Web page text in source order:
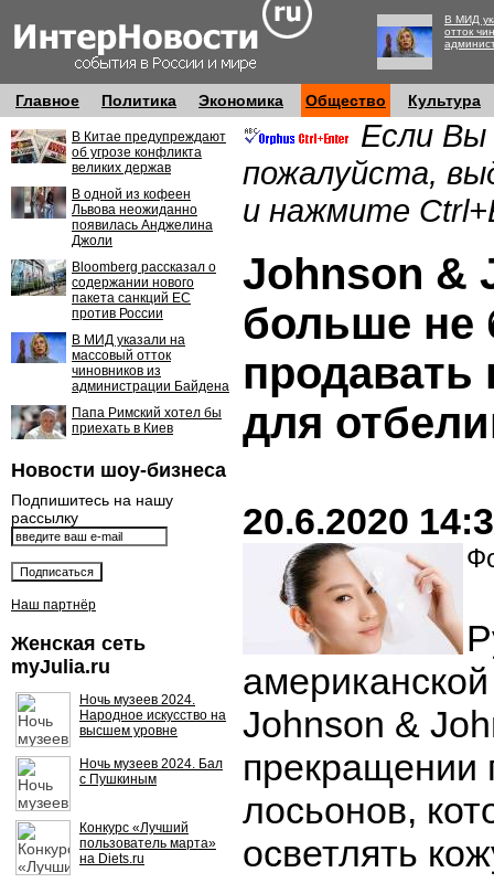
В МИД
отток
Главное Политика Экономика Общество Культура
В Китае предупреждают
об угрозе конфликта
великих держав
В одной из кофеен
Львова неожиданно
появилась Анджелина
Джоли
Bloomberg рассказал о
содержании нового
пакета санкций ЕС
против России
В МИД указали на
массовый отток
чиновников из
администрации Байдена
Папа Римский хотел бы
приехать в Киев
Новости шоу-бизнеса
Подпишитесь на нашу
рассылку
Наш партнёр
Женская сеть
myJulia.ru
Ночь музеев 2024.
Народное искусство на
высшем уровне
Ночь музеев 2024. Бал
с Пушкиным
Конкурс «Лучший
пользователь марта»
на Diets.ru
Если Вы
пожалуйста,
и нажмите
Johnson &
больше не
продавать
для
20.6.2020
Johnson &
прекращении
лосьонов,
осветлять